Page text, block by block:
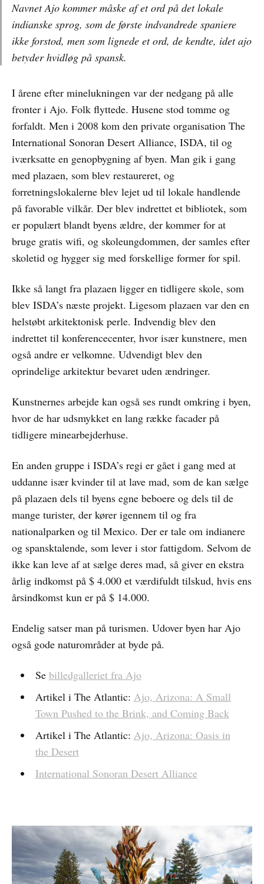
Navnet Ajo kommer måske af et ord på det lokale
indianske sprog, som de første indvandrede spaniere
ikke forstod, men som lignede et ord, de kendte, idet ajo
betyder hvidløg på spansk.
I årene efter minelukningen var der nedgang på alle
fronter i Ajo. Folk flyttede. Husene stod tomme og
forfaldt. Men i 2008 kom den private organisation The
International Sonoran Desert Alliance, ISDA, til og
iværksatte en genopbygning af byen. Man gik i gang
med plazaen, som blev restaureret, og
forretningslokalerne blev lejet ud til lokale handlende
på favorable vilkår. Der blev indrettet et bibliotek, som
er populært blandt byens ældre, der kommer for at
bruge gratis wifi, og skoleungdommen, der samles efter
skoletid og hygger sig med forskellige former for spil.
Ikke så langt fra plazaen ligger en tidligere skole, som
blev ISDA’s næste projekt. Ligesom plazaen var den en
helstøbt arkitektonisk perle. Indvendig blev den
indrettet til konferencecenter, hvor især kunstnere, men
også andre er velkomne. Udvendigt blev den
oprindelige arkitektur bevaret uden ændringer.
Kunstnernes arbejde kan også ses rundt omkring i byen,
hvor de har udsmykket en lang række facader på
tidligere minearbejderhuse.
En anden gruppe i ISDA’s regi er gået i gang med at
uddanne især kvinder til at lave mad, som de kan sælge
på plazaen dels til byens egne beboere og dels til de
mange turister, der kører igennem til og fra
nationalparken og til Mexico. Der er tale om indianere
og spansktalende, som lever i stor fattigdom. Selvom de
ikke kan leve af at sælge deres mad, så giver en ekstra
årlig indkomst på $ 4.000 et værdifuldt tilskud, hvis ens
årsindkomst kun er på $ 14.000.
Endelig satser man på turismen. Udover byen har Ajo
også gode naturområder at byde på.
Se billedgalleriet fra Ajo
Artikel i The Atlantic: Ajo, Arizona: A Small
Town Pushed to the Brink, and Coming Back
Artikel i The Atlantic: Ajo, Arizona: Oasis in
the Desert
International Sonoran Desert Alliance